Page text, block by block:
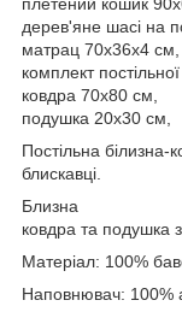
дерев'яне шасі на
матрац 70х36х4 см,
комплект
ковдра 70х80 см,
подушка 20х30 см,
Постільна білизна-
блискавці.
Близна
ковдра та подушка з
Матеріал: 100%
Наповнювач: 100%